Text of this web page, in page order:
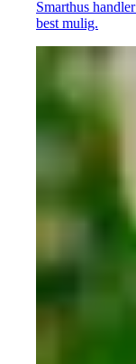
Smarthus
best mulig.